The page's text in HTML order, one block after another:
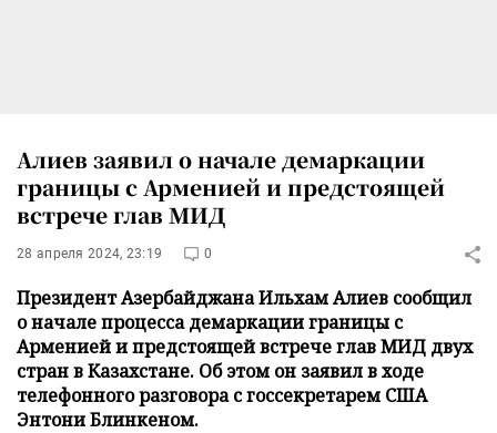
Алиев заявил о начале демаркации
границы с Арменией и предстоящей
встрече глав МИД
28 апреля 2024, 23:19 0
Президент Азербайджана Ильхам Алиев сообщил
о начале процесса демаркации границы с
Арменией и предстоящей встрече глав МИД двух
стран в Казахстане. Об этом он заявил в ходе
телефонного разговора с госсекретарем США
Энтони Блинкеном.